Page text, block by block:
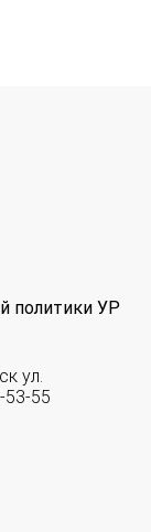
политики УР
ул.
53-55